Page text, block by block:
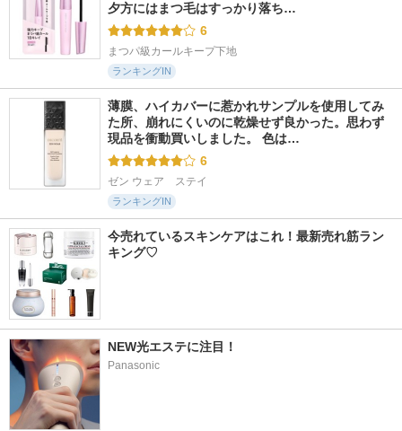
夕方にはまつ毛はすっかり落ち…
6
まつパ級カールキープ下地
ランキングIN
薄膜、ハイカバーに惹かれサンプルを使用してみ
た所、崩れにくいのに乾燥せず良かった。思わず
現品を衝動買いしました。 色は…
6
ゼン ウェア　ステイ
ランキングIN
今売れているスキンケアはこれ！最新売れ筋ラン
キング♡
NEW光エステに注目！
Panasonic